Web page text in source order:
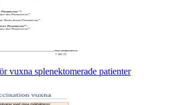
vuxna splenektomerade patienter